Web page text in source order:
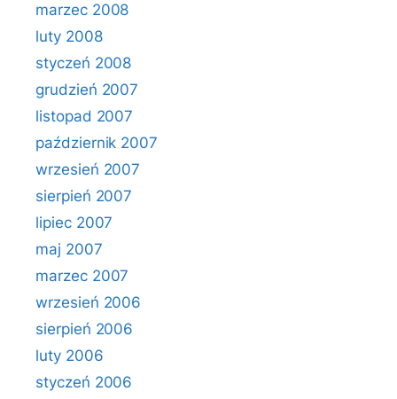
marzec 2008
luty 2008
styczeń 2008
grudzień 2007
listopad 2007
październik 2007
wrzesień 2007
sierpień 2007
lipiec 2007
maj 2007
marzec 2007
wrzesień 2006
sierpień 2006
luty 2006
styczeń 2006